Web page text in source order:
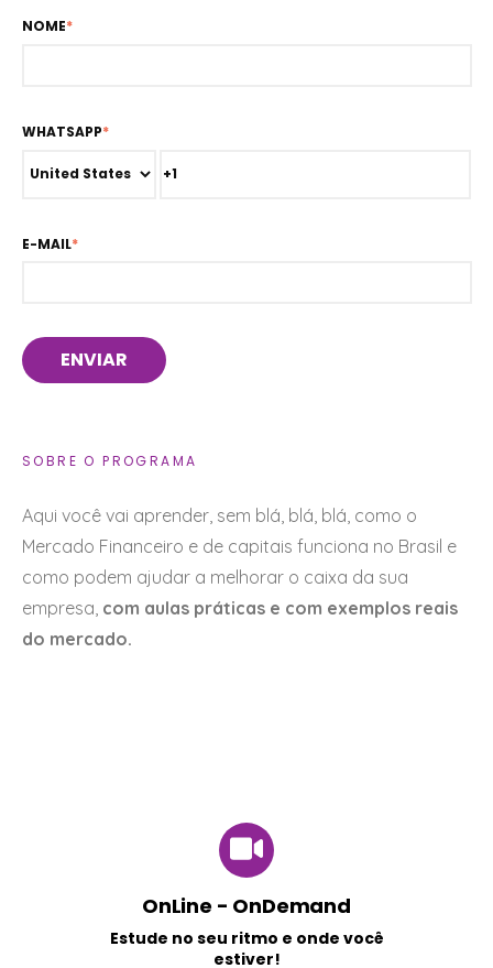
NOME*
WHATSAPP*
E-MAIL*
SOBRE O PROGRAMA
Aqui você vai aprender, sem blá, blá, blá, como o
Mercado Financeiro e de capitais funciona no Brasil e
como podem ajudar a melhorar o caixa da sua
empresa, com aulas práticas e com exemplos reais
do mercado.
OnLine - OnDemand
Estude no seu ritmo e onde você
estiver!